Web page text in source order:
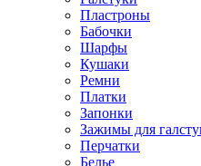
Пластроны
Бабочки
Шарфы
Кушаки
Ремни
Платки
Запонки
Зажимы для
Перчатки
Белье